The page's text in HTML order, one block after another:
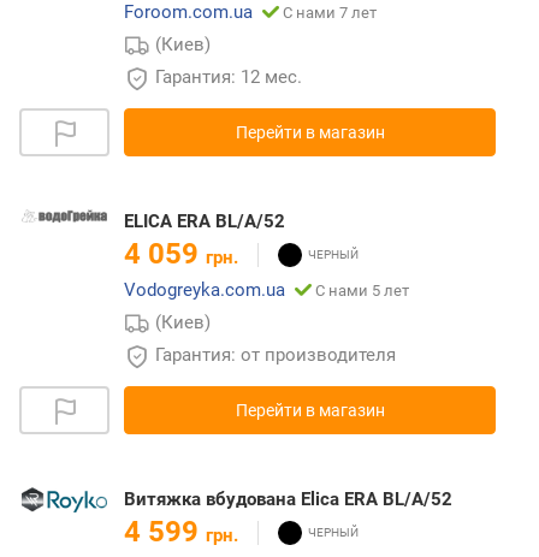
Foroom.com.ua
С нами 7 лет
(Киев)
Гарантия: 12 мес.
Перейти в магазин
ELICA ERA BL/A/52
4 059 грн.
Vodogreyka.com.ua
С нами 5 лет
(Киев)
Гарантия: от производителя
Перейти в магазин
Витяжка вбудована Elica ERA BL/A/52
4 599 грн.